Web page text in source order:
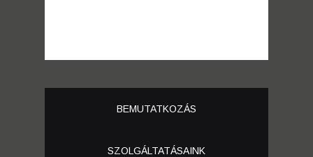
BEMUTATKOZÁS
SZOLGÁLTATÁSAINK